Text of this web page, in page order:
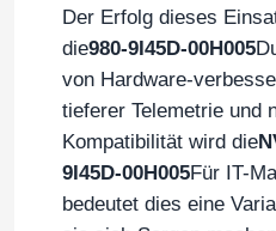
Extreme Netzwerk-
Lizenz für Extreme
Krawall-drahtlose
Der Erfolg dieses
die980-9I45D-00H005
von Hardware-
tieferer Telemetrie und
Kompatibilität wird die
9I45D-00H005Für IT-
bedeutet dies eine